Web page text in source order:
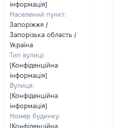
інформація]
Населений пункт:
Запоріжжя /
Запорізька область /
Україна
Тип вулиці:
[Конфіденційна
інформація]
Вулиця:
[Конфіденційна
інформація]
Номер будинку:
[Конфіденційна